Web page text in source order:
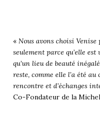
« Nous avons choisi
seulement parce qu’elle
qu’un lieu de beauté
reste, comme elle l’a été
rencontre et d’échanges
Co-Fondateur de la